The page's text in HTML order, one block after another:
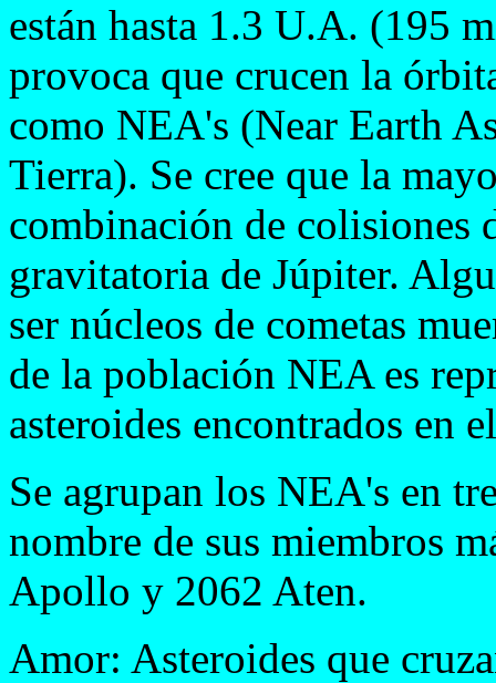
están hasta 1.3 U.A. (195
provoca que crucen la
como NEA's (Near Earth
Tierra). Se cree que la
combinación de colisiones
gravitatoria de Júpiter.
ser núcleos de cometas
de la población NEA es
asteroides encontrados en
Se agrupan los NEA's en
nombre de sus miembros
Apollo y 2062 Aten.
Amor: Asteroides que